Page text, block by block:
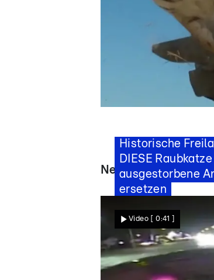
Historische
DIESE
ausgestorbene
ersetzen
Nachrichten
News - Videos
Video [ 0:41 ]